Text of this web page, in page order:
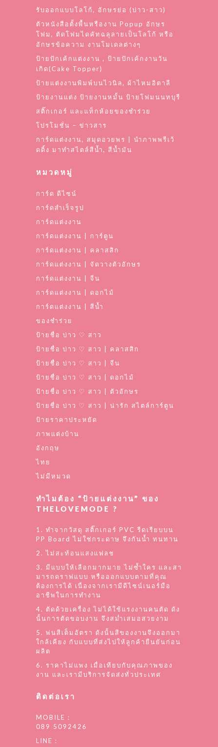
รับออกแบบโลโก้, อักษรย่อ (บ่าว-สาว)
ตัวหนังสือตั้งพื้นหรืองาน Popup อักษร
โฟม, ตัดโฟมไดคัทฉลุลายเป็นโลโก้ หรือ
อักษรข้อความ งานโมเดลต่างๆ
ป้ายปักเค้กแต่งงาน , ป้ายปักเค้กงานวัน
เกิด(Cake Topper)
ป้ายแต่งงานพิมพ์บนไวนิล, ผ้าไหมอิตาลี
ป้ายงานแต่ง ป้ายงานหมั้น ป้ายโฟมนนทบุรี
สติ๊กเกอร์ และแท็กห้อยของชำร่วย
โปรโมชั่น – ข่าวสาร
การ์ดแต่งงาน, สมุดอวยพร | นำภาพพรีเว้
ดดิ้ง มาทำสไตล์สีน้ำ, สีน้ำมัน
หมวดหมู่
การ์ด ดีไซน์
การ์ดสำเร็จรูป
การ์ดแต่งงาน
การ์ดแต่งงาน | การ์ตูน
การ์ดแต่งงาน | คลาสสิก
การ์ดแต่งงาน | จัดวางตัวอักษร
การ์ดแต่งงาน | จีน
การ์ดแต่งงาน | ดอกไม้
การ์ดแต่งงาน | สีน้ำ
ของชำร่วย
ป้ายชื่อ บ่าว ♡ สาว
ป้ายชื่อ บ่าว ♡ สาว | คลาสสิก
ป้ายชื่อ บ่าว ♡ สาว | จีน
ป้ายชื่อ บ่าว ♡ สาว | ดอกไม้
ป้ายชื่อ บ่าว ♡ สาว | ตัวอักษร
ป้ายชื่อ บ่าว ♡ สาว | น่ารัก สไตล์การ์ตูน
ป้ายราคาประหยัด
ภาพแต่งบ้าน
อังกฤษ
ไทย
ไม่มีหมวด
ทำไมต้อง “ป้ายแต่งงาน” ของ
THELOVEMODE ?
1. ทำจากวัสดุ สติ๊กเกอร์ PVC รีดเรียบบน
PP Board ไม่ใช่กระดาษ จึงกันน้ำ ทนทาน
2. ไม่สะท้อนแสงแฟลช
3. มีแบบให้เลือกมากมาย ไม่ซ้ำใคร และสา
มารถดราฟแบบ หรือออกแบบตามที่คุณ
ต้องการได้ เนื่องจากเรามีดีไซน์เนอร์มือ
อาชีพในการทำงาน
4. ตัดด้วยเครื่อง ไม่ได้ใช้แรงงานคนตัด ดัง
นั้นการตัดขอบงาน จึงสม่ำเสมอสวยงาม
5. พ่นสีเต็มอัตรา ดังนั้นสีของงานจึงออกมา
ใกล้เคียง กับแบบที่ส่งไปให้ลูกค้ายืนยันก่อน
ผลิต
6. ราคาไม่แพง เมื่อเทียบกับคุณภาพของ
งาน และเรามีบริการจัดส่งทั่วประเทศ
ติดต่อเรา
MOBILE :
089 5092426
LINE :